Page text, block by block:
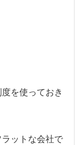
を使っておき
ットな会社で